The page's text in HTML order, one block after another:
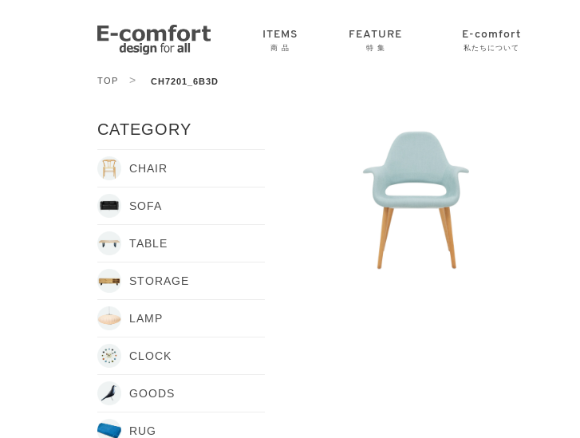
ITEMS
商 品
FEATURE
特 集
E-comfort
私たちについて
TOP > CH7201_6B3D
CATEGORY
CHAIR
SOFA
TABLE
STORAGE
LAMP
CLOCK
GOODS
RUG